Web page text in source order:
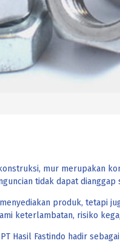
mur merupakan
tidak dapat
produk, tetapi
keterlambatan, risiko
PT Hasil Fastindo hadir